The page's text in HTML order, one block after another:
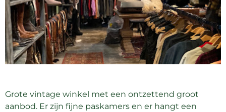
Grote vintage winkel met een ontzettend groot
aanbod. Er zijn fijne paskamers en er hangt een